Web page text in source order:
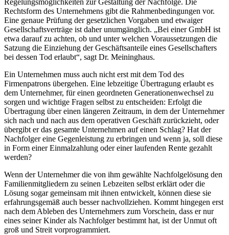
Regelungsmöglichkeiten zur Gestaltung der Nachfolge. Die
Rechtsform des Unternehmens gibt die Rahmenbedingungen vor.
Eine genaue Prüfung der gesetzlichen Vorgaben und etwaiger
Gesellschaftsverträge ist daher unumgänglich. „Bei einer GmbH ist
etwa darauf zu achten, ob und unter welchen Voraussetzungen die
Satzung die Einziehung der Geschäftsanteile eines Gesellschafters
bei dessen Tod erlaubt“, sagt Dr. Meininghaus.
Ein Unternehmen muss auch nicht erst mit dem Tod des
Firmenpatrons übergehen. Eine lebzeitige Übertragung erlaubt es
dem Unternehmer, für einen geordneten Generationenwechsel zu
sorgen und wichtige Fragen selbst zu entscheiden: Erfolgt die
Übertragung über einen längeren Zeitraum, in dem der Unternehmer
sich nach und nach aus dem operativen Geschäft zurückzieht, oder
übergibt er das gesamte Unternehmen auf einen Schlag? Hat der
Nachfolger eine Gegenleistung zu erbringen und wenn ja, soll diese
in Form einer Einmalzahlung oder einer laufenden Rente gezahlt
werden?
Wenn der Unternehmer die von ihm gewählte Nachfolgelösung den
Familienmitgliedern zu seinen Lebzeiten selbst erklärt oder die
Lösung sogar gemeinsam mit ihnen entwickelt, können diese sie
erfahrungsgemäß auch besser nachvollziehen. Kommt hingegen erst
nach dem Ableben des Unternehmers zum Vorschein, dass er nur
eines seiner Kinder als Nachfolger bestimmt hat, ist der Unmut oft
groß und Streit vorprogrammiert.